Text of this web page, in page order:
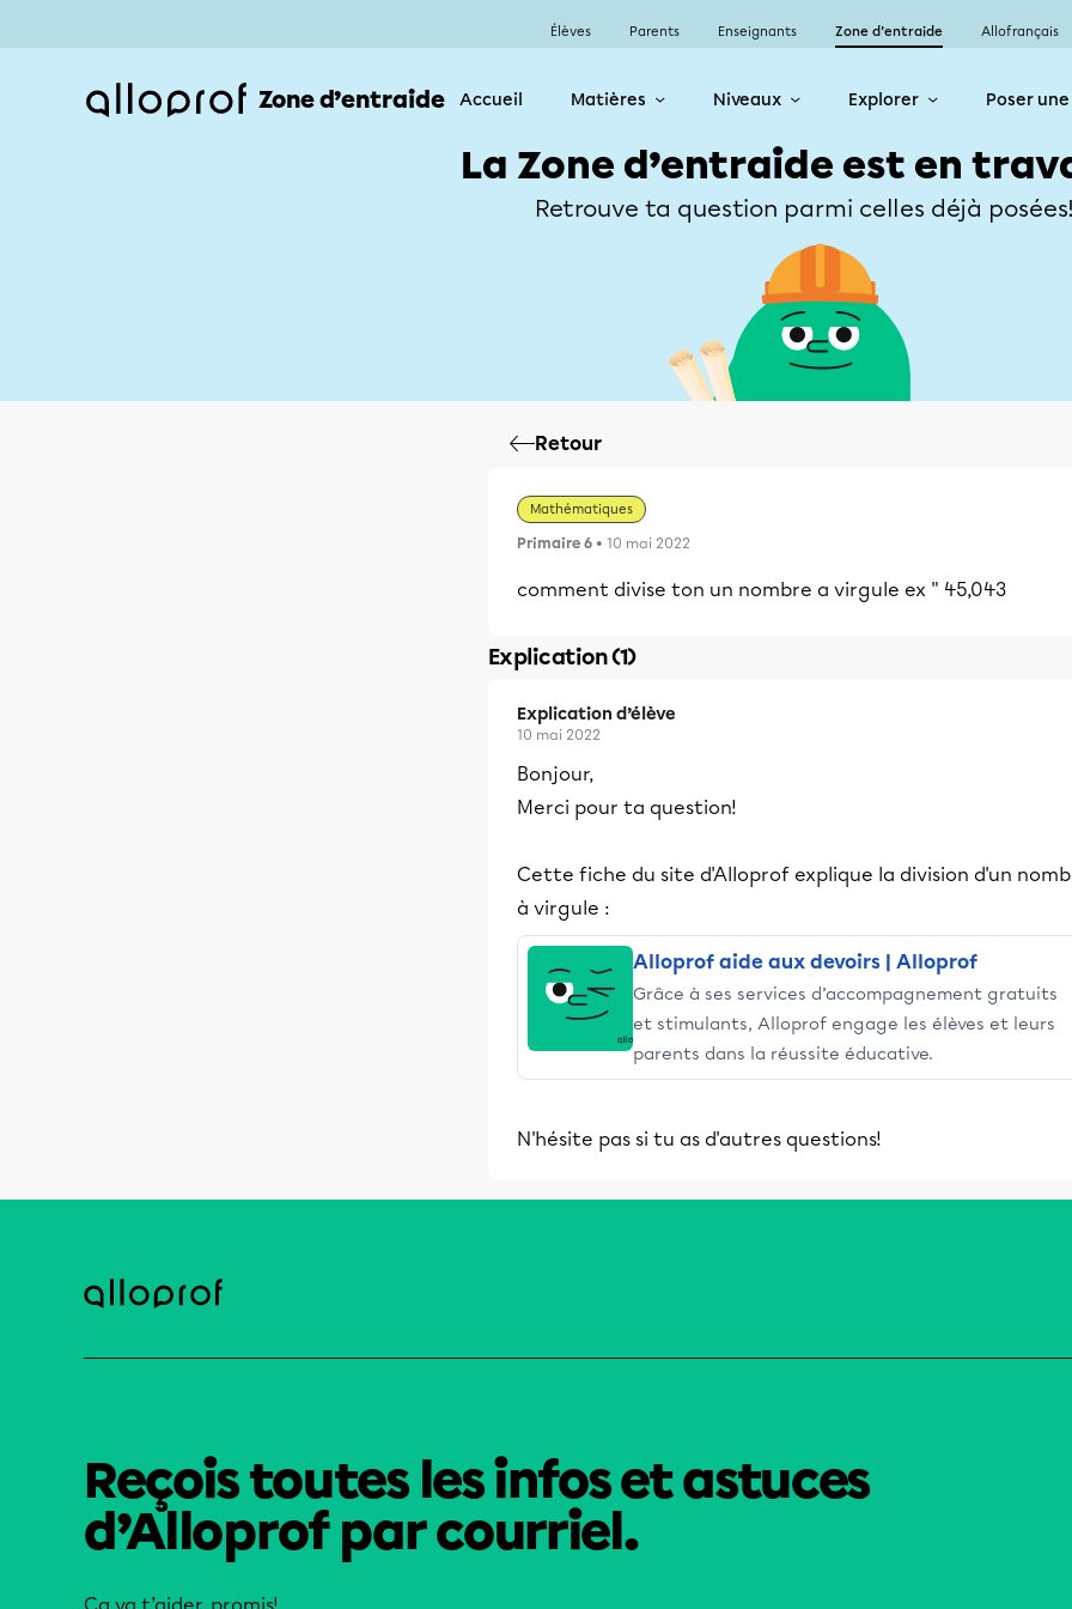
Élèves Parents Enseignants Zone d’entraide Allofrançais
Zone d’entraide Accueil Matières Niveaux Explorer Poser
La Zone d’entraide est en
Retrouve ta question parmi celles déjà
Retour
Mathématiques
Primaire 6 • 10 mai 2022
comment divise ton un nombre a virgule ex " 45,043
Explication (1)
Explication d’élève
10 mai 2022
Bonjour,
Merci pour ta question!
Cette fiche du site d'Alloprof explique la division d'un
à virgule :
Alloprof aide aux devoirs | Alloprof
Grâce à ses services d’accompagnement gratuits
et stimulants, Alloprof engage les élèves et leurs
parents dans la réussite éducative.
N'hésite pas si tu as d'autres questions!
Reçois toutes les infos et astuces
d’Alloprof par courriel.